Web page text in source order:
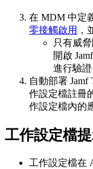
在 MDM 中定
零接觸啟用 ，
只有威
開啟
進行驗證
自動部署
作設定檔註冊
作設定檔內的
工作設定檔
工作設定檔在